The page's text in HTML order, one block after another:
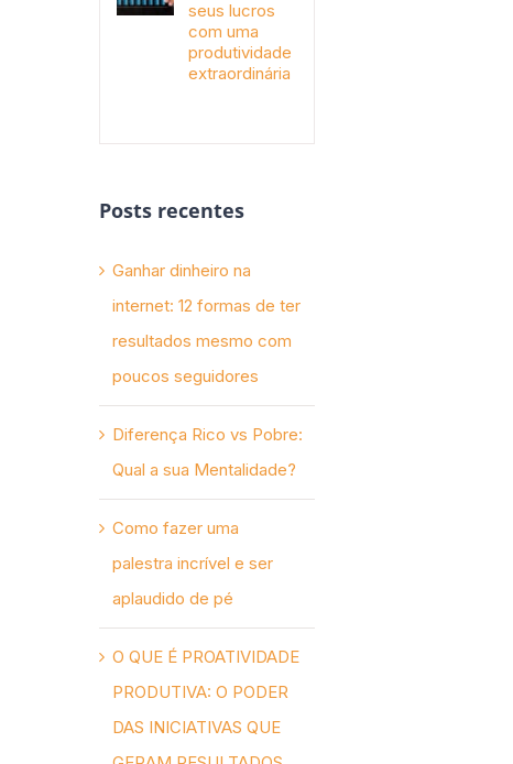
seus lucros
com uma
produtividade
extraordinária
Posts recentes
Ganhar dinheiro na
internet: 12 formas de ter
resultados mesmo com
poucos seguidores
Diferença Rico vs Pobre:
Qual a sua Mentalidade?
Como fazer uma
palestra incrível e ser
aplaudido de pé
O QUE É PROATIVIDADE
PRODUTIVA: O PODER
DAS INICIATIVAS QUE